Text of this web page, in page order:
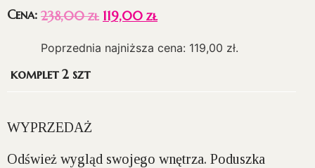
Cena: 238,00zł 119,00 zł
Poprzednia najniższa cena: 119,00 zł.
komplet 2 szt
WYPRZEDAŻ
Odśwież wygląd swojego wnętrza. Poduszka